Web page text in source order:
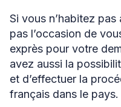
Si vous n’habitez pas
pas l’occasion de
exprès pour votre
avez aussi la
et d’effectuer la
français dans le pays.